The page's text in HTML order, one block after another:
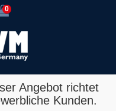
0
Angebot richtet
Kunden.